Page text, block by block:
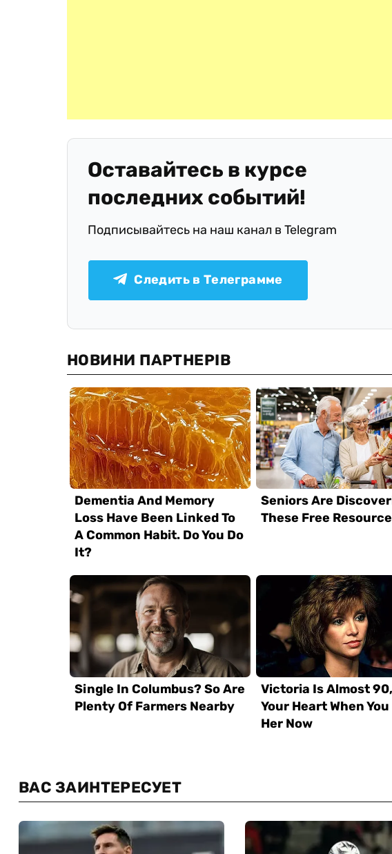
Оставайтесь в курсе
последних событий!
Подписывайтесь на наш канал в Telegram
Следить в Телеграмме
ВАС ЗАИНТЕРЕСУЕТ